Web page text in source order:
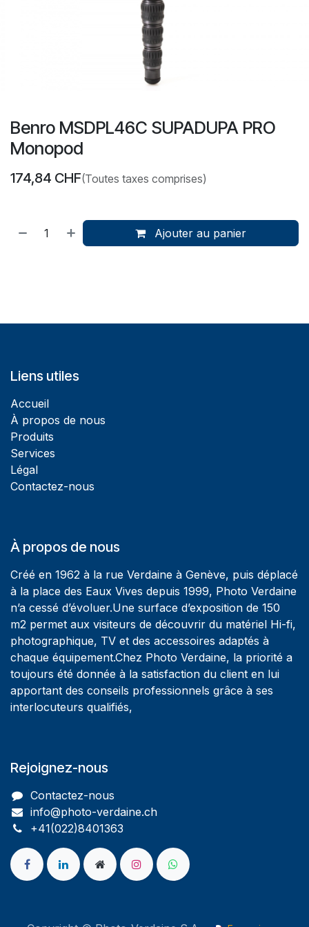
Benro MSDPL46C SUPADUPA PRO
Monopod
174,84 CHF(Toutes taxes comprises)
Ajouter au panier
Liens utiles
Accueil
À propos de nous
Produits
Services
Légal
Contactez-nous
À propos de nous
Créé en 1962 à la rue Verdaine à Genève, puis déplacé
à la place des Eaux Vives depuis 1999, Photo Verdaine
n’a cessé d’évoluer.Une surface d’exposition de 150
m2 permet aux visiteurs de découvrir du matériel Hi-fi,
photographique, TV et des accessoires adaptés à
chaque équipement.Chez Photo Verdaine, la priorité a
toujours été donnée à la satisfaction du client en lui
apportant des conseils professionnels grâce à ses
interlocuteurs qualifiés,
Rejoignez-nous
Contactez-nous
info@photo-verdaine.ch​
​​+41(022)8401363